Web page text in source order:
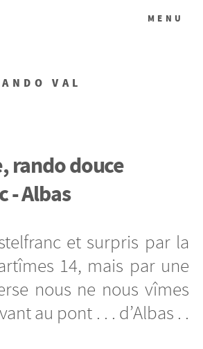
VAL
MENU
rando douce
- Albas
et surpris par la
14, mais par une
nous ne nous vîmes
au pont . . . d’Albas . .